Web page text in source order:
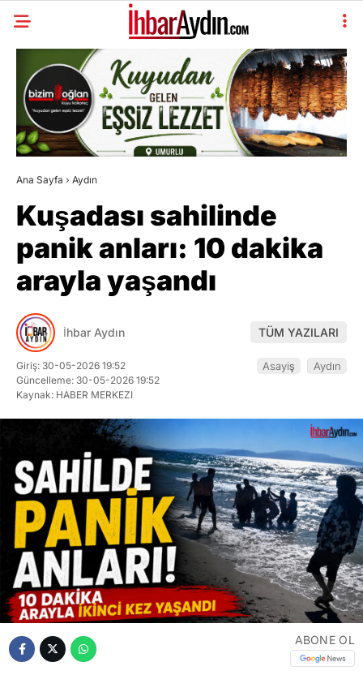
Ana Sayfa › Aydın
Kuşadası sahilinde
panik anları: 10 dakika
arayla yaşandı
İhbar Aydın TÜM YAZILARI
Giriş: 30-05-2026 19:52
Güncelleme: 30-05-2026 19:52
Kaynak: HABER MERKEZI
Asayiş Aydın
ABONE OL